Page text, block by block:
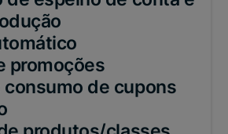
promoções
consumo de cupons